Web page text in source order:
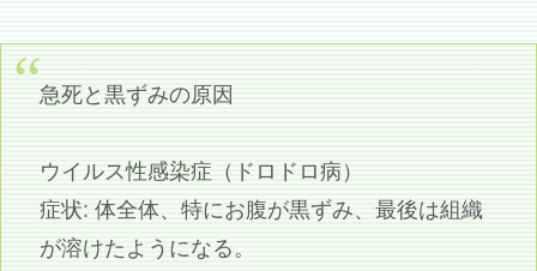
急死と黒ずみの原因
ウイルス性感染症（ドロドロ病）
症状: 体全体、特にお腹が黒ずみ、最後は組織
が溶けたようになる。